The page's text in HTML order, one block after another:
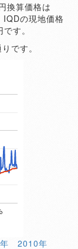
換算価格は
の現地価格
す。
です。
2010年